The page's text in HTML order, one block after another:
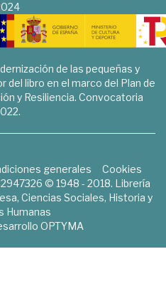
de las pequeñas y
libro en el marco del Plan de
y Resiliencia. Convocatoria
generales
Cookies
© 1948 - 2018. Librería
Ciencias Sociales, Historia y
Humanas
OPTYMA